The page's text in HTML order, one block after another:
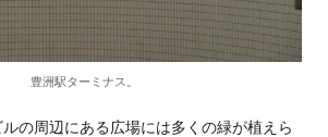
豊洲駅ターミナス。
の周辺にある広場には多くの緑が植えら